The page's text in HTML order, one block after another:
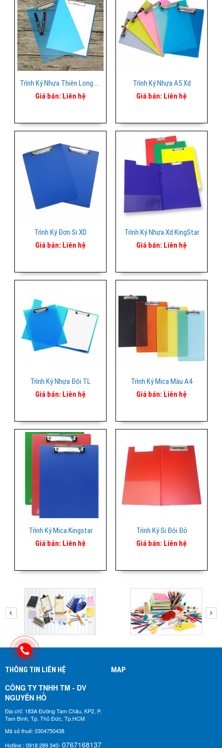
Trình Ký Nhựa Thiên Long (CB-04)
Giá bán: Liên hệ
Trình Ký Nhựa A5 Xd
Giá bán: Liên hệ
Trình Ký Đơn Si XD
Giá bán: Liên hệ
Trình Ký Nhựa Xd KingStar
Giá bán: Liên hệ
Trình Ký Nhựa Đôi TL
Giá bán: Liên hệ
Trình Ký Mica Màu A4
Giá bán: Liên hệ
Trình Ký Mica Kingstar
Giá bán: Liên hệ
Trình Ký Si Đôi Đỏ
Giá bán: Liên hệ
THÔNG TIN LIÊN HỆ
CÔNG TY TNHH TM - DV
NGUYÊN HỒ​
Địa chỉ: 183A Đường Tam Châu, KP2, P.
Tam Bình, Tp. Thủ Đức, Tp.HCM
Mã số thuế: 0304750438
Hotline : 0918 289 340- 0767168137
MAP